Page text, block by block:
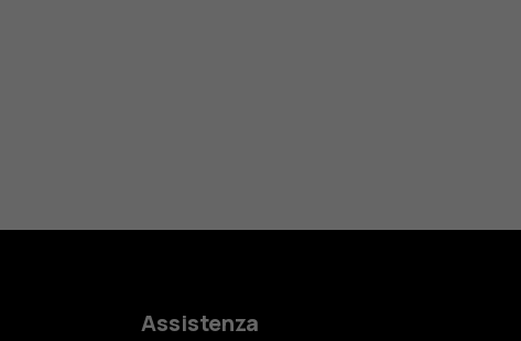
Assistenza